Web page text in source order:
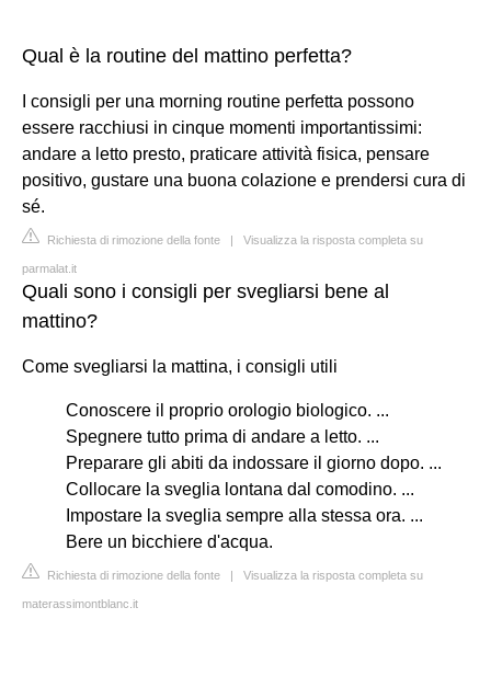
Qual è la routine del mattino perfetta?
I consigli per una morning routine perfetta possono
essere racchiusi in cinque momenti importantissimi:
andare a letto presto, praticare attività fisica, pensare
positivo, gustare una buona colazione e prendersi cura di
sé.
Richiesta di rimozione della fonte | Visualizza la risposta completa su
parmalat.it
Quali sono i consigli per svegliarsi bene al
mattino?
Come svegliarsi la mattina, i consigli utili
Conoscere il proprio orologio biologico. ...
Spegnere tutto prima di andare a letto. ...
Preparare gli abiti da indossare il giorno dopo. ...
Collocare la sveglia lontana dal comodino. ...
Impostare la sveglia sempre alla stessa ora. ...
Bere un bicchiere d'acqua.
Richiesta di rimozione della fonte | Visualizza la risposta completa su
materassimontblanc.it